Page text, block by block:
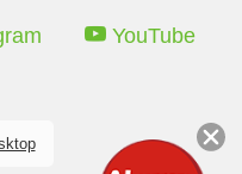
YouTube